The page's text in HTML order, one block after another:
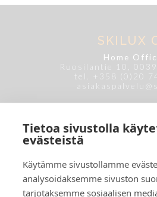
Tietoa sivustolla
evästeistä
Käytämme sivustollamme
analysoidaksemme sivuston
tarjotaksemme sosiaalisen
SKILUX
Home
Ruosilantie 10,
tel. +358 (0)20